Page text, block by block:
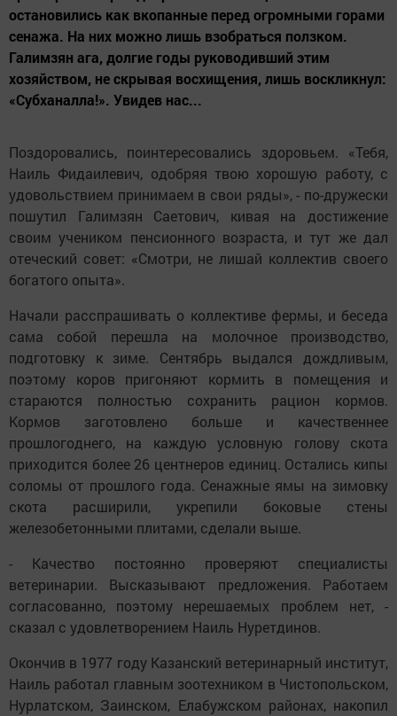
остановились как вкопанные перед огромными горами
сенажа. На них можно лишь взобраться ползком.
Галимзян ага, долгие годы руководивший этим
хозяйством, не скрывая восхищения, лишь воскликнул:
«Субханалла!». Увидев нас...
Поздоровались, поинтересовались здоровьем. «Тебя,
Наиль Фидаилевич, одобряя твою хорошую работу, с
удовольствием принимаем в свои ряды», - по-дружески
пошутил Галимзян Саетович, кивая на достижение
своим учеником пенсионного возраста, и тут же дал
отеческий совет: «Смотри, не лишай коллектив своего
богатого опыта».
Начали расспрашивать о коллективе фермы, и беседа
сама собой перешла на молочное производство,
подготовку к зиме. Сентябрь выдался дождливым,
поэтому коров пригоняют кормить в помещения и
стараются полностью сохранить рацион кормов.
Кормов заготовлено больше и качественнее
прошлогоднего, на каждую условную голову скота
приходится более 26 центнеров единиц. Остались кипы
соломы от прошлого года. Сенажные ямы на зимовку
скота расширили, укрепили боковые стены
железобетонными плитами, сделали выше.
- Качество постоянно проверяют специалисты
ветеринарии. Высказывают предложения. Работаем
согласованно, поэтому нерешаемых проблем нет, -
сказал с удовлетворением Наиль Нуретдинов.
Окончив в 1977 году Казанский ветеринарный институт,
Наиль работал главным зоотехником в Чистопольском,
Нурлатском, Заинском, Елабужском районах, накопил